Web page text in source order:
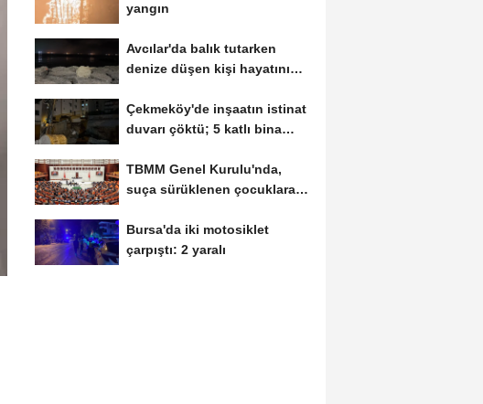
yangın
Avcılar'da balık tutarken
denize düşen kişi hayatını
Çekmeköy'de inşaatın istinat
duvarı çöktü; 5 katlı bina
TBMM Genel Kurulu'nda,
suça sürüklenen çocuklara
Bursa'da iki motosiklet
çarpıştı: 2 yaralı